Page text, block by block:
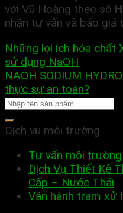
với Vũ Hoàng theo số
nhận tư vấn và báo giá
Những lợi ích hóa chất
sử dụng NaOH
NAOH SODIUM
thực sự an toàn?
Dịch vụ môi trường
Tư vấn môi trường
Dịch Vụ Thiết Kế
Cấp – Nước Thải
Vận hành trạm xử